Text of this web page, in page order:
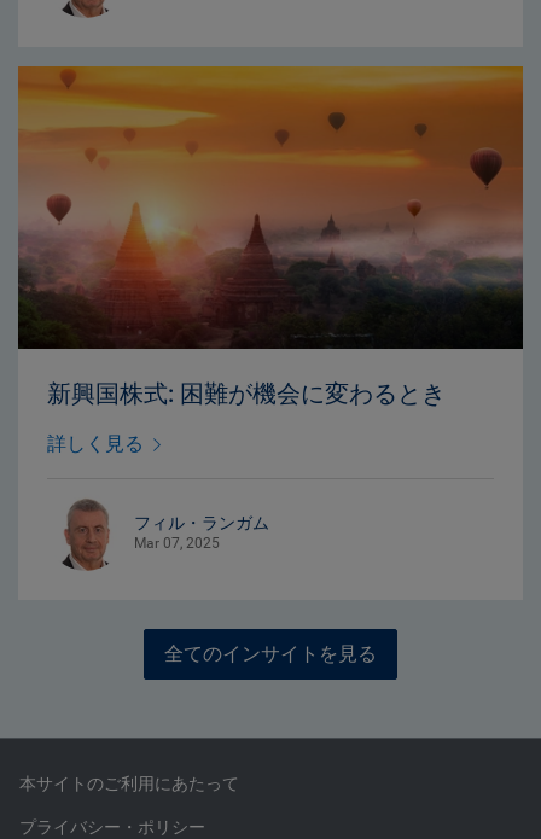
新興国株式: 困難が機会に変わるとき
詳しく見る
フィル・ランガム
Mar 07, 2025
全てのインサイトを見る
本サイトのご利用にあたって
プライバシー・ポリシー